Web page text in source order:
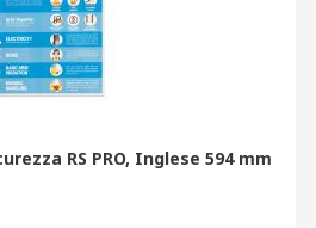
RS PRO, Inglese 594 mm